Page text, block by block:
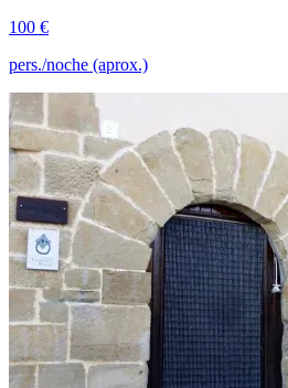
100 €
pers./noche (aprox.)